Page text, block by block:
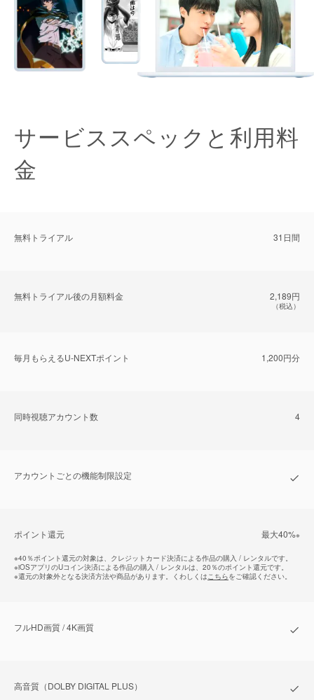
サービススペックと利用料
金
無料トライアル 31日間
無料トライアル後の⽉額料金 2,189円
（税込）
毎⽉もらえるU-NEXTポイント 1,200円分
同時視聴アカウント数 4
アカウントごとの機能制限設定
ポイント還元 最⼤40%※
※40％ポイント還元の対象は、クレジットカード決済による作品の購入 / レンタルです。
※iOSアプリのUコイン決済による作品の購入 / レンタルは、20％のポイント還元です。
※還元の対象外となる決済方法や商品があります。くわしくはこちらをご確認ください。
フルHD画質 / 4K画質
⾼⾳質（DOLBY DIGITAL PLUS）